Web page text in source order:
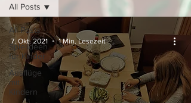
All Posts
Spielideen
für Kinder
Ausflüge
mit
Kindern
All Posts
7. Okt. 2021 1 Min. Lesezeit